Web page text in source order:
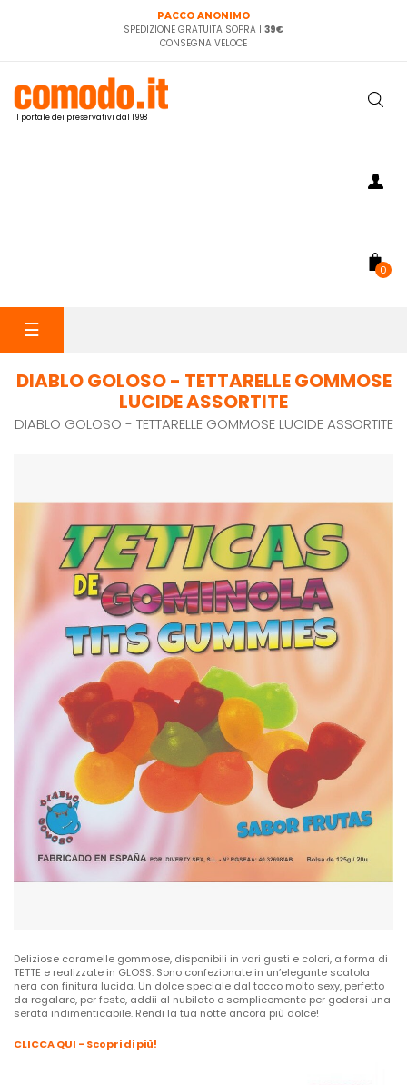
PACCO ANONIMO
SPEDIZIONE GRATUITA SOPRA I 39€
CONSEGNA VELOCE
il portale dei preservativi dal 1998
0
navigazione
☰
DIABLO GOLOSO - TETTARELLE GOMMOSE
LUCIDE ASSORTITE
DIABLO GOLOSO - TETTARELLE GOMMOSE LUCIDE ASSORTITE
Deliziose caramelle gommose, disponibili in vari gusti e colori, a forma di
TETTE e realizzate in GLOSS. Sono confezionate in un’elegante scatola
nera con finitura lucida. Un dolce speciale dal tocco molto sexy, perfetto
da regalare, per feste, addii al nubilato o semplicemente per godersi una
serata indimenticabile. Rendi la tua notte ancora più dolce!
CLICCA QUI - Scopri di più!